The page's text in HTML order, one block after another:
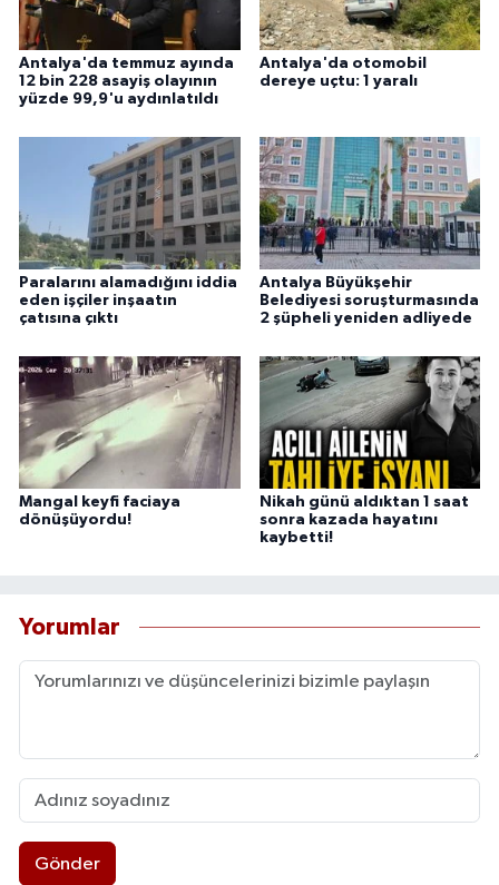
Antalya'da temmuz ayında
12 bin 228 asayiş olayının
yüzde 99,9'u aydınlatıldı
Antalya'da otomobil
dereye uçtu: 1 yaralı
Paralarını alamadığını iddia
eden işçiler inşaatın
çatısına çıktı
Antalya Büyükşehir
Belediyesi soruşturmasında
2 şüpheli yeniden adliyede
Mangal keyfi faciaya
dönüşüyordu!
Nikah günü aldıktan 1 saat
sonra kazada hayatını
kaybetti!
Yorumlar
Gönder